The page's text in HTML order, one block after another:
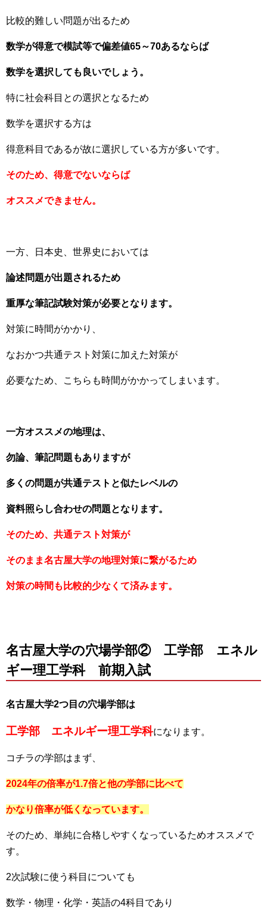
比較的難しい問題が出るため
数学が得意で模試等で偏差値65～70あるならば
数学を選択しても良いでしょう。
特に社会科目との選択となるため
数学を選択する方は
得意科目であるが故に選択している方が多いです。
そのため、得意でないならば
オススメできません。
一方、日本史、世界史においては
論述問題が出題されるため
重厚な筆記試験対策が必要となります。
対策に時間がかかり、
なおかつ共通テスト対策に加えた対策が
必要なため、こちらも時間がかかってしまいます。
一方オススメの地理は、
勿論、筆記問題もありますが
多くの問題が共通テストと似たレベルの
資料照らし合わせの問題となります。
そのため、共通テスト対策が
そのまま名古屋大学の地理対策に繋がるため
対策の時間も比較的少なくて済みます。
名古屋大学の穴場学部② 工学部 エネル
ギー理工学科 前期入試
名古屋大学2つ目の穴場学部は
工学部 エネルギー理工学科になります。
コチラの学部はまず、
2024年の倍率が1.7倍と他の学部に比べて
かなり倍率が低くなっています。
そのため、単純に合格しやすくなっているためオススメで
す。
2次試験に使う科目についても
数学・物理・化学・英語の4科目であり